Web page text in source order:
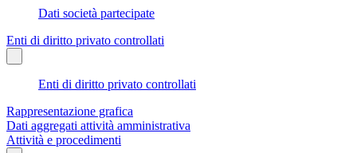
Dati società partecipate
Enti di diritto privato controllati
Enti di diritto privato controllati
Rappresentazione grafica
Dati aggregati attività amministrativa
Attività e procedimenti